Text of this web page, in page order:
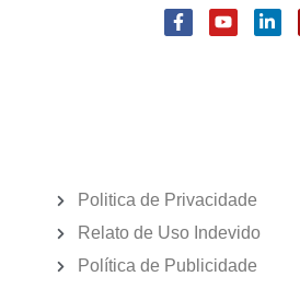
Politica de Privacidade
Relato de Uso Indevido
Política de Publicidade